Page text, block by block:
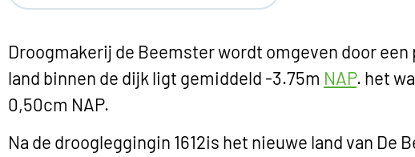
Droogmakerij de Beemster wordt omgeven door
land binnen de dijk ligt gemiddeld -3.75m NAP. het
0,50cm NAP.
Na de droogleggingin 1612is het nieuwe land van De